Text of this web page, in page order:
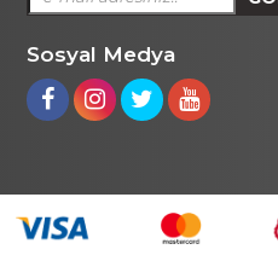
Sosyal Medya